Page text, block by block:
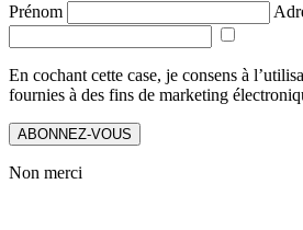
Prénom
En cochant cette case, je consens à
fournies à des fins de marketing
ABONNEZ-VOUS
Non merci